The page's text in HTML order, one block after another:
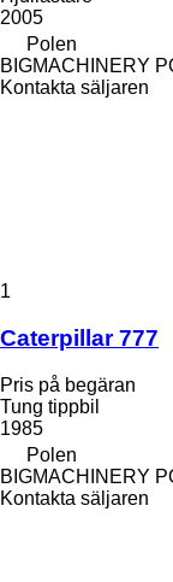
2005
Polen
BIGMACHINERY
Kontakta säljaren
1
Caterpillar 777
Pris på begäran
Tung tippbil
1985
Polen
BIGMACHINERY
Kontakta säljaren